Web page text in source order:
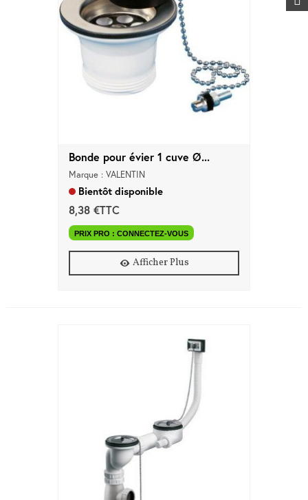
Bonde pour évier 1 cuve Ø...
Marque : VALENTIN
Bientôt disponible
8,38 €TTC
PRIX PRO : CONNECTEZ-VOUS
Afficher Plus